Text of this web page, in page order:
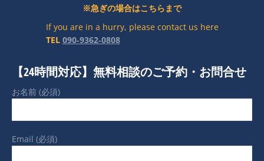
※急ぎの場合はこちらまで
If you are in a hurry, please contact us here
TEL 090‐9362‐0808
【24時間対応】無料相談のご予約・お問合せ
お名前 (必須)
Email (必須)